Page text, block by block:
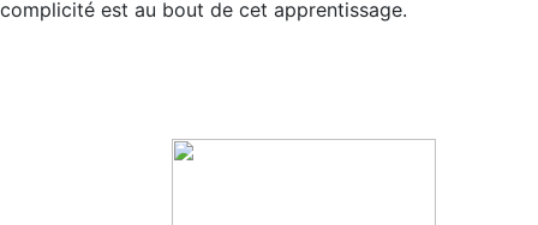
complicité est au bout de cet apprentissage.